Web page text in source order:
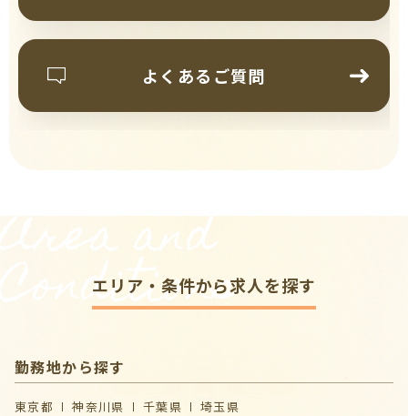
よくあるご質問
Area and
Conditions
エリア・条件から求人を探す
勤務地から探す
東京都 神奈川県 千葉県 埼玉県